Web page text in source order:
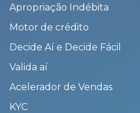
Apropriação Indébita
Motor de crédito
Decide Aí e Decide Fácil
Valida aí
Acelerador de Vendas
KYC